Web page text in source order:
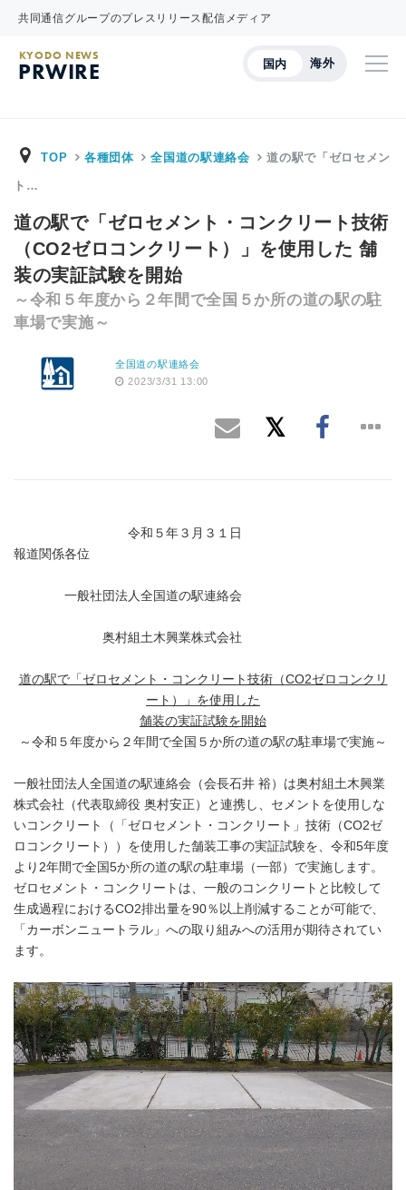
共同通信グループのプレスリリース配信メディア
国内 海外
KYODO NEWS
PRWIRE
TOP 各種団体 全国道の駅連絡会 道の駅で「ゼロセメン
ト…
道の駅で「ゼロセメント・コンクリート技術
（CO2ゼロコンクリート）」を使用した 舗
装の実証試験を開始
～令和５年度から２年間で全国５か所の道の駅の駐
車場で実施～
全国道の駅連絡会
2023/3/31 13:00
令和５年３月３１日
報道関係各位
一般社団法人全国道の駅連絡会
奥村組土木興業株式会社
道の駅で「ゼロセメント・コンクリート技術（CO2ゼロコンクリ
ート）」を使用した
舗装の実証試験を開始
～令和５年度から２年間で全国５か所の道の駅の駐車場で実施～
一般社団法人全国道の駅連絡会（会長石井 裕）は奥村組土木興業
株式会社（代表取締役 奥村安正）と連携し、セメントを使用しな
いコンクリート（「ゼロセメント・コンクリート」技術（CO2ゼ
ロコンクリート））を使用した舗装工事の実証試験を、令和5年度
より2年間で全国5か所の道の駅の駐車場（一部）で実施します。
ゼロセメント・コンクリートは、一般のコンクリートと比較して
生成過程におけるCO2排出量を90％以上削減することが可能で、
「カーボンニュートラル」への取り組みへの活用が期待されてい
ます。